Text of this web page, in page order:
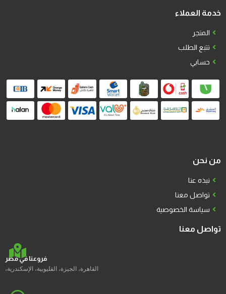
خدمة العملاء
المتجر
تتبع الطلب
حسابي
من نحن
نبذه عنا
تواصل معنا
سياسة الخصوصية
تواصل معنا
فروعنا في مصر
القاهرة، الجيزة، القليوبية، الإسكندرية،